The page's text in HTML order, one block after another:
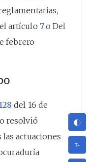
artículo 7.o Del
febrero
del 16 de
resolvió
actuaciones